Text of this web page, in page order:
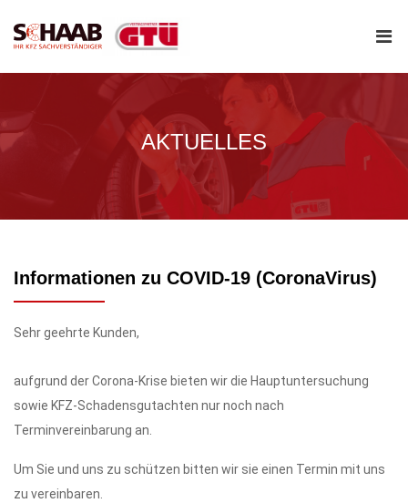
AKTUELLES
Informationen zu COVID-19 (CoronaVirus)
Sehr geehrte Kunden,
aufgrund der Corona-Krise bieten wir die Hauptuntersuchung
sowie KFZ-Schadensgutachten nur noch nach
Terminvereinbarung an.
Um Sie und uns zu schützen bitten wir sie einen Termin mit uns
zu vereinbaren.